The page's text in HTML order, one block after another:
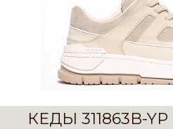
КЕДЫ 311863B-YP